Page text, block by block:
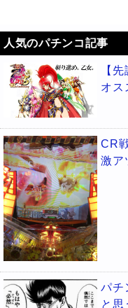
人気のパチンコ記事
【
オス
CR
激ア
パチ
と思